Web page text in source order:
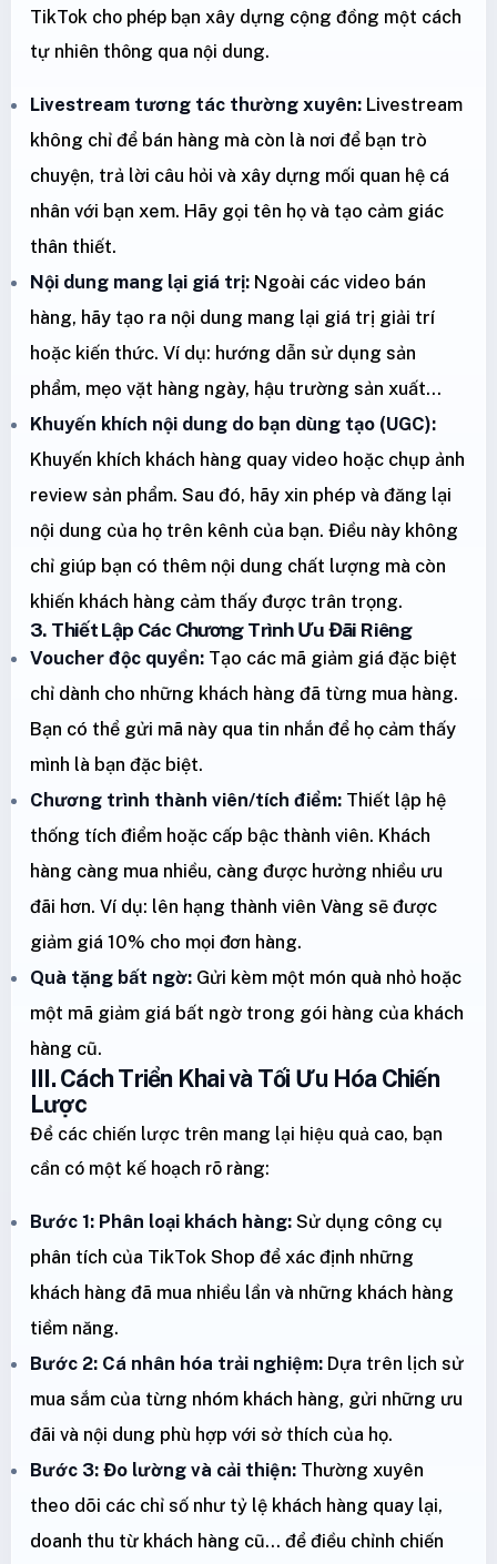
TikTok cho phép bạn xây dựng cộng đồng một cách
tự nhiên thông qua nội dung.
Livestream tương tác thường xuyên: Livestream
không chỉ để bán hàng mà còn là nơi để bạn trò
chuyện, trả lời câu hỏi và xây dựng mối quan hệ cá
nhân với bạn xem. Hãy gọi tên họ và tạo cảm giác
thân thiết.
Nội dung mang lại giá trị: Ngoài các video bán
hàng, hãy tạo ra nội dung mang lại giá trị giải trí
hoặc kiến thức. Ví dụ: hướng dẫn sử dụng sản
phẩm, mẹo vặt hàng ngày, hậu trường sản xuất...
Khuyến khích nội dung do bạn dùng tạo (UGC):
Khuyến khích khách hàng quay video hoặc chụp ảnh
review sản phẩm. Sau đó, hãy xin phép và đăng lại
nội dung của họ trên kênh của bạn. Điều này không
chỉ giúp bạn có thêm nội dung chất lượng mà còn
khiến khách hàng cảm thấy được trân trọng.
3. Thiết Lập Các Chương Trình Ưu Đãi Riêng
Voucher độc quyền: Tạo các mã giảm giá đặc biệt
chỉ dành cho những khách hàng đã từng mua hàng.
Bạn có thể gửi mã này qua tin nhắn để họ cảm thấy
mình là bạn đặc biệt.
Chương trình thành viên/tích điểm: Thiết lập hệ
thống tích điểm hoặc cấp bậc thành viên. Khách
hàng càng mua nhiều, càng được hưởng nhiều ưu
đãi hơn. Ví dụ: lên hạng thành viên Vàng sẽ được
giảm giá 10% cho mọi đơn hàng.
Quà tặng bất ngờ: Gửi kèm một món quà nhỏ hoặc
một mã giảm giá bất ngờ trong gói hàng của khách
hàng cũ.
III. Cách Triển Khai và Tối Ưu Hóa Chiến
Lược
Để các chiến lược trên mang lại hiệu quả cao, bạn
cần có một kế hoạch rõ ràng:
Bước 1: Phân loại khách hàng: Sử dụng công cụ
phân tích của TikTok Shop để xác định những
khách hàng đã mua nhiều lần và những khách hàng
tiềm năng.
Bước 2: Cá nhân hóa trải nghiệm: Dựa trên lịch sử
mua sắm của từng nhóm khách hàng, gửi những ưu
đãi và nội dung phù hợp với sở thích của họ.
Bước 3: Đo lường và cải thiện: Thường xuyên
theo dõi các chỉ số như tỷ lệ khách hàng quay lại,
doanh thu từ khách hàng cũ... để điều chỉnh chiến